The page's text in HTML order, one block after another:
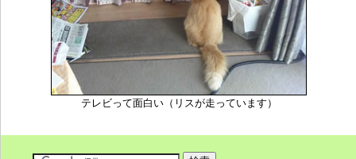
テレビって面白い（リスが走っています）